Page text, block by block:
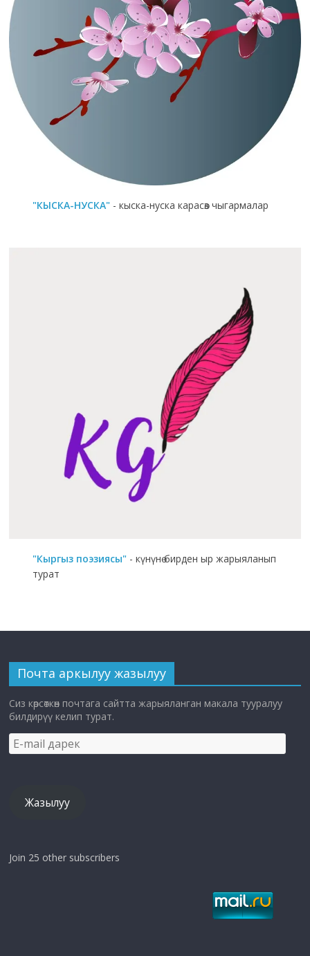
"КЫСКА-НУСКА" - кыска-нуска карасөз чыгармалар
"Кыргыз поэзиясы" - күнүнө бирден ыр жарыяланып
турат
Почта аркылуу жазылуу
Сиз көрсөткөн почтага сайтта жарыяланган макала тууралуу
билдирүү келип турат.
E-
mail
Жазылуу
Join 25 other subscribers